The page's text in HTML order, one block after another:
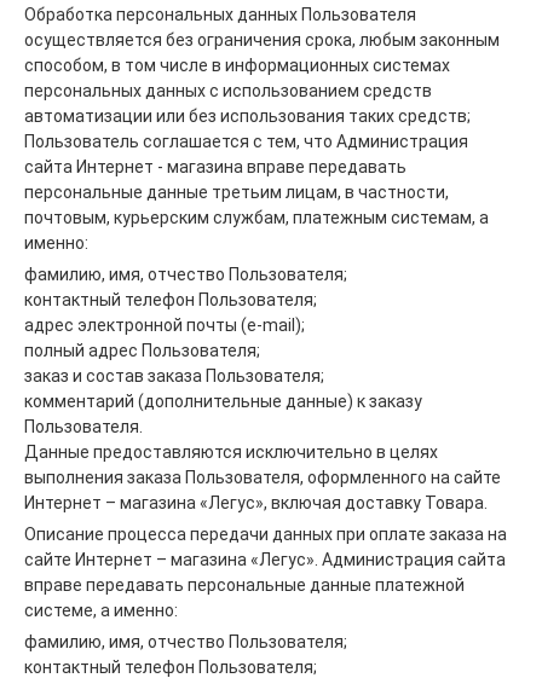
Обработка персональных данных Пользователя
осуществляется без ограничения срока, любым законным
способом, в том числе в информационных системах
персональных данных с использованием средств
автоматизации или без использования таких средств;
Пользователь соглашается с тем, что Администрация
сайта Интернет - магазина вправе передавать
персональные данные третьим лицам, в частности,
почтовым, курьерским службам, платежным системам, а
именно:
фамилию, имя, отчество Пользователя;
контактный телефон Пользователя;
адрес электронной почты (e-mail);
полный адрес Пользователя;
заказ и состав заказа Пользователя;
комментарий (дополнительные данные) к заказу
Пользователя.
Данные предоставляются исключительно в целях
выполнения заказа Пользователя, оформленного на сайте
Интернет – магазина «Легус», включая доставку Товара.
Описание процесса передачи данных при оплате заказа на
сайте Интернет – магазина «Легус». Администрация сайта
вправе передавать персональные данные платежной
системе, а именно:
фамилию, имя, отчество Пользователя;
контактный телефон Пользователя;